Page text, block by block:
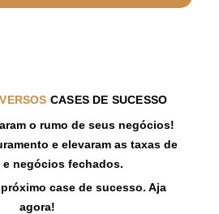
CASES DE SUCESSO
o rumo de seus negócios!
e elevaram as taxas de
e negócios fechados.
case de sucesso. Aja
agora!